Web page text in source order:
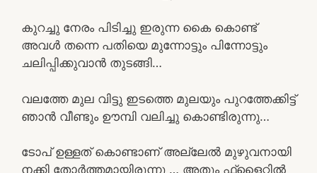
കുറച്ചു നേരം പിടിച്ചു ഇരുന്ന കൈ കൊണ്ട്
അവൾ തന്നെ പതിയെ മുന്നോട്ടും പിന്നോട്ടും
ചലിപ്പിക്കുവാൻ തുടങ്ങി…
വലത്തേ മുല വിട്ടു ഇടത്തെ മുലയും പുറത്തേക്കിട്ട്
ഞാൻ വീണ്ടും ഊമ്പി വലിച്ചു കൊണ്ടിരുന്നു…
ടോപ് ഉള്ളത് കൊണ്ടാണ് അല്ലേൽ മുഴുവനായി
നക്കി തോർത്തമായിരുന്നു … അതും ഫ്‌ളൈറ്റിൽ